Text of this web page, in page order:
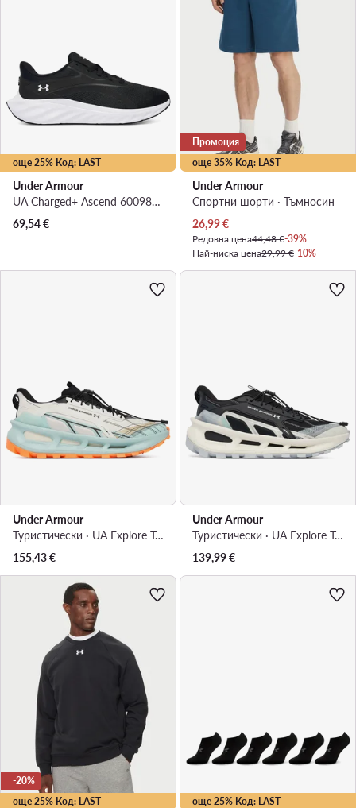
още 25% Код: LAST
Under Armour
UA Charged+ Ascend 6009827 001 · Маратонки за бягане
69,54€
още 35% Код: LAST
Промоция
Under Armour
Спортни шорти · Тъмносин
Актуална цена
26,99€
Редовна цена44,48 €-39%
Най-ниска цена29,99 €-10%
Under Armour
Туристически · UA Explore Trial 6012791 · Цветен
155,43€
Under Armour
Туристически · UA Explore Trial 6012791 · Черен
139,99€
още 25% Код: LAST
-20%
още 25% Код: LAST